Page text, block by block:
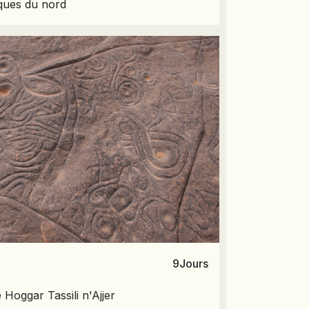
du nord
9Jours
Tassili n'Ajjer